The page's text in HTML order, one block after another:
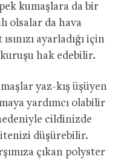
kumaşlara da bir
olsalar da hava
ayarladığı için
hak edebilir.
yaz-kış üşüyen
yardımcı olabilir
cildinizde
düşürebilir.
çıkan polyster